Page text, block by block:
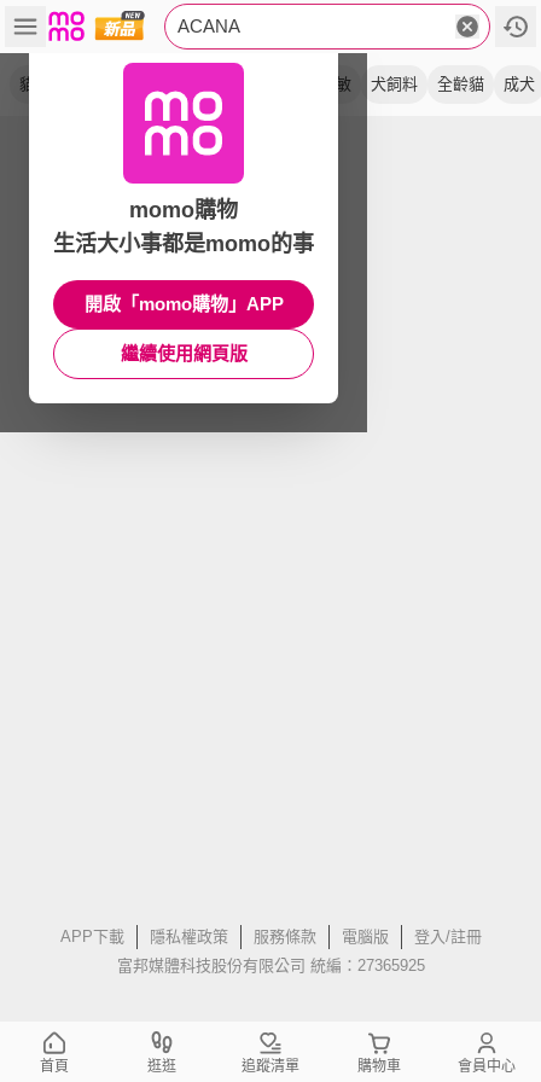
ACANA
貓飼料 低敏 犬飼料 全齡貓 成犬
APP下載 隱私權政策 服務條款 電腦版
登入/註冊
富邦媒體科技股份有限公司 統編：27365925
momo購物
生活大小事都是momo的事
開啟「momo購物」APP
繼續使用網頁版
首頁 逛逛 追蹤清單 購物車 會員中心